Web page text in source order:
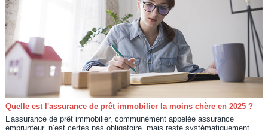
Quelle est l'assurance de prêt immobilier la moins chère en 2025 ?
L’assurance de prêt immobilier, communément appelée assurance
emprunteur, n’est certes pas obligatoire, mais reste systématiquement